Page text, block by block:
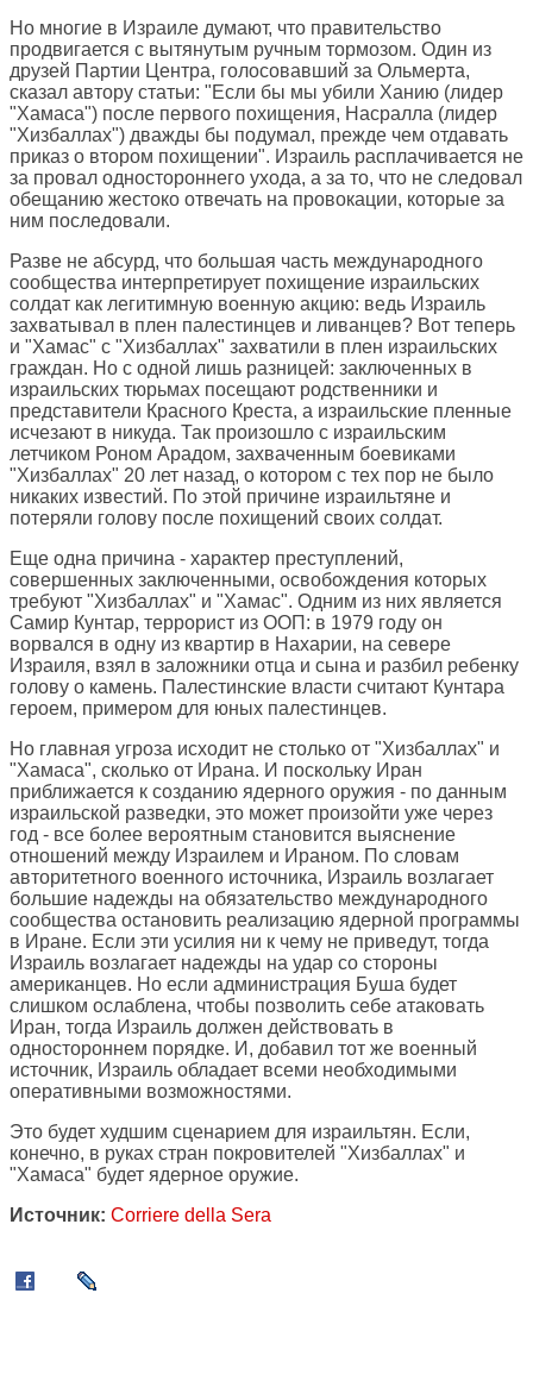
Но многие в Израиле думают, что правительство
продвигается с вытянутым ручным тормозом. Один из
друзей Партии Центра, голосовавший за Ольмерта,
сказал автору статьи: "Если бы мы убили Ханию (лидер
"Хамаса") после первого похищения, Насралла (лидер
"Хизбаллах") дважды бы подумал, прежде чем отдавать
приказ о втором похищении". Израиль расплачивается не
за провал одностороннего ухода, а за то, что не следовал
обещанию жестоко отвечать на провокации, которые за
ним последовали.
Разве не абсурд, что большая часть международного
сообщества интерпретирует похищение израильских
солдат как легитимную военную акцию: ведь Израиль
захватывал в плен палестинцев и ливанцев? Вот теперь
и "Хамас" с "Хизбаллах" захватили в плен израильских
граждан. Но с одной лишь разницей: заключенных в
израильских тюрьмах посещают родственники и
представители Красного Креста, а израильские пленные
исчезают в никуда. Так произошло с израильским
летчиком Роном Арадом, захваченным боевиками
"Хизбаллах" 20 лет назад, о котором с тех пор не было
никаких известий. По этой причине израильтяне и
потеряли голову после похищений своих солдат.
Еще одна причина - характер преступлений,
совершенных заключенными, освобождения которых
требуют "Хизбаллах" и "Хамас". Одним из них является
Самир Кунтар, террорист из ООП: в 1979 году он
ворвался в одну из квартир в Нахарии, на севере
Израиля, взял в заложники отца и сына и разбил ребенку
голову о камень. Палестинские власти считают Кунтара
героем, примером для юных палестинцев.
Но главная угроза исходит не столько от "Хизбаллах" и
"Хамаса", сколько от Ирана. И поскольку Иран
приближается к созданию ядерного оружия - по данным
израильской разведки, это может произойти уже через
год - все более вероятным становится выяснение
отношений между Израилем и Ираном. По словам
авторитетного военного источника, Израиль возлагает
большие надежды на обязательство международного
сообщества остановить реализацию ядерной программы
в Иране. Если эти усилия ни к чему не приведут, тогда
Израиль возлагает надежды на удар со стороны
американцев. Но если администрация Буша будет
слишком ослаблена, чтобы позволить себе атаковать
Иран, тогда Израиль должен действовать в
одностороннем порядке. И, добавил тот же военный
источник, Израиль обладает всеми необходимыми
оперативными возможностями.
Это будет худшим сценарием для израильтян. Если,
конечно, в руках стран покровителей "Хизбаллах" и
"Хамаса" будет ядерное оружие.
Источник: Corriere della Sera